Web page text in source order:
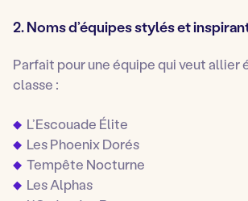
2. Noms d’équipes stylés et
Parfait pour une équipe qui veut allier
classe :
L’Escouade Élite
Les Phoenix Dorés
Tempête Nocturne
Les Alphas